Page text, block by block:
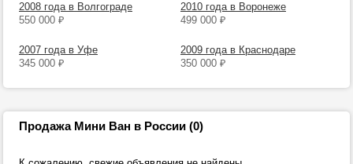
2008 года в Волгограде
550 000 ₽
2010 года в Воронеже
499 000 ₽
2007 года в Уфе
345 000 ₽
2009 года в Краснодаре
350 000 ₽
Продажа Мини Ван в России (0)